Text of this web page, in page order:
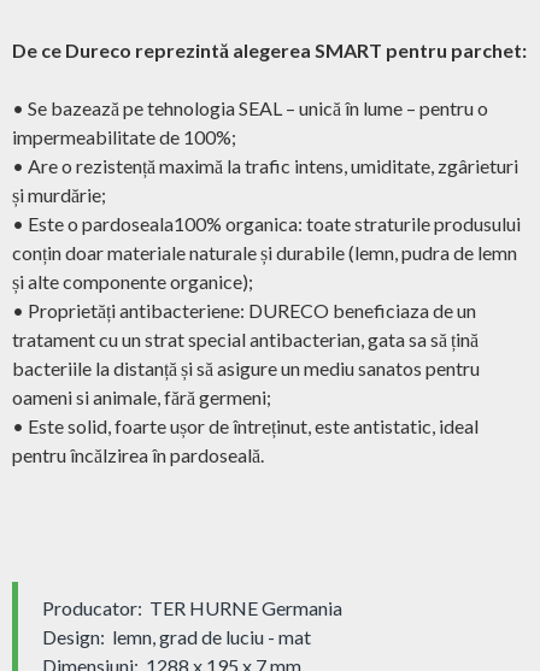
De ce Dureco reprezintă alegerea SMART pentru parchet:
• Se bazează pe tehnologia SEAL – unică în lume – pentru o
impermeabilitate de 100%;
• Are o rezistență maximă la trafic intens, umiditate, zgârieturi
și murdărie;
• Este o pardoseala100% organica: toate straturile produsului
conțin doar materiale naturale și durabile (lemn, pudra de lemn
și alte componente organice);
• Proprietăți antibacteriene: DURECO beneficiaza de un
tratament cu un strat special antibacterian, gata sa să țină
bacteriile la distanță și să asigure un mediu sanatos pentru
oameni si animale, fără germeni;
• Este solid, foarte ușor de întreținut, este antistatic, ideal
pentru încălzirea în pardoseală.
Producator: TER HURNE Germania
Design: lemn, grad de luciu - mat
Dimensiuni: 1288 x 195 x 7 mm